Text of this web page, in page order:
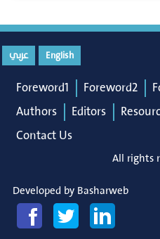
English عربي
Foreword1 Foreword2
Authors
Editors
Contact Us
All rights
Developed by Basharweb